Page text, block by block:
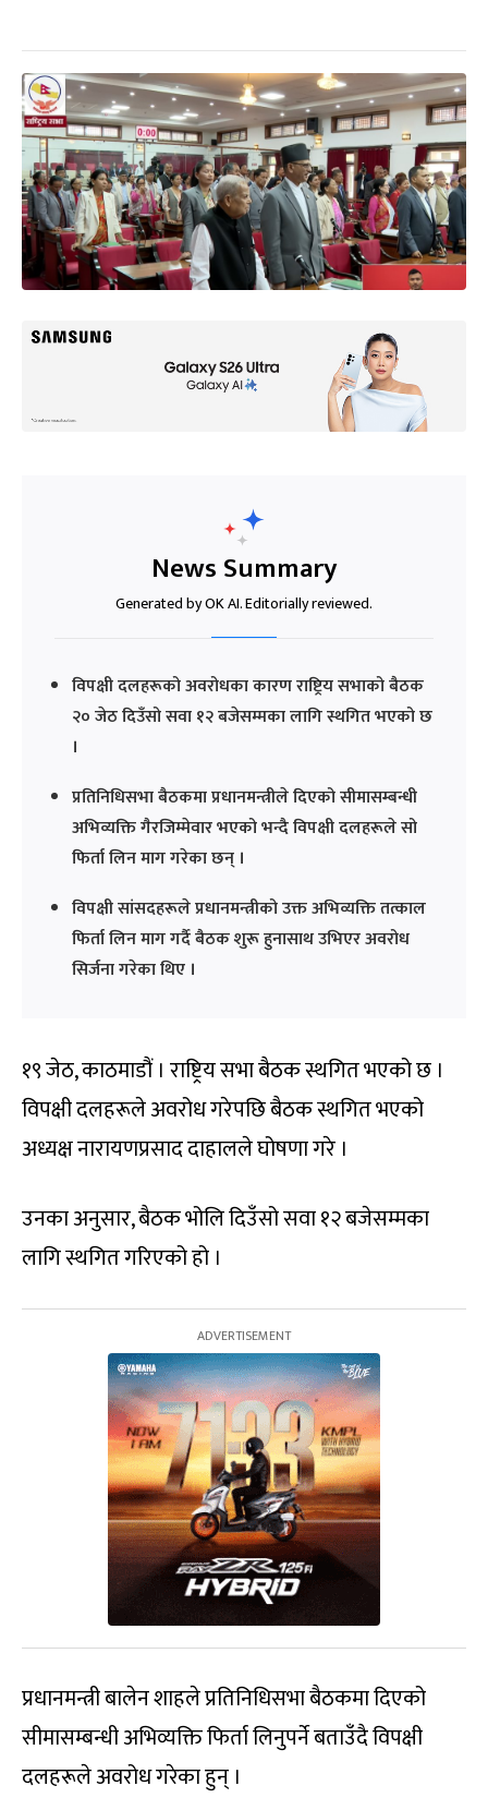
News Summary
Generated by OK AI. Editorially reviewed.
विपक्षी दलहरूको अवरोधका कारण राष्ट्रिय सभाको बैठक
२० जेठ दिउँसो सवा १२ बजेसम्मका लागि स्थगित भएको छ
।
प्रतिनिधिसभा बैठकमा प्रधानमन्त्रीले दिएको सीमासम्बन्धी
अभिव्यक्ति गैरजिम्मेवार भएको भन्दै विपक्षी दलहरूले सो
फिर्ता लिन माग गरेका छन् ।
विपक्षी सांसदहरूले प्रधानमन्त्रीको उक्त अभिव्यक्ति तत्काल
फिर्ता लिन माग गर्दै बैठक शुरू हुनासाथ उभिएर अवरोध
सिर्जना गरेका थिए ।
१९ जेठ, काठमाडौं । राष्ट्रिय सभा बैठक स्थगित भएको छ ।
विपक्षी दलहरूले अवरोध गरेपछि बैठक स्थगित भएको
अध्यक्ष नारायणप्रसाद दाहालले घोषणा गरे ।
उनका अनुसार, बैठक भोलि दिउँसो सवा १२ बजेसम्मका
लागि स्थगित गरिएको हो ।
प्रधानमन्त्री बालेन शाहले प्रतिनिधिसभा बैठकमा दिएको
सीमासम्बन्धी अभिव्यक्ति फिर्ता लिनुपर्ने बताउँदै विपक्षी
दलहरूले अवरोध गरेका हुन् ।